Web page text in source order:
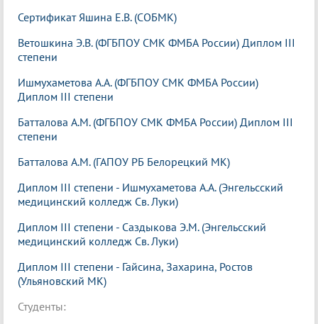
Сертификат Яшина Е.В. (СОБМК)
Ветошкина Э.В. (ФГБПОУ СМК ФМБА России) Диплом III
степени
Ишмухаметова А.А. (ФГБПОУ СМК ФМБА России)
Диплом III степени
Батталова А.М. (ФГБПОУ СМК ФМБА России) Диплом III
степени
Батталова А.М. (ГАПОУ РБ Белорецкий МК)
Диплом III степени - Ишмухаметова А.А. (Энгельсский
медицинский колледж Св. Луки)
Диплом III степени - Саздыкова Э.М. (Энгельсский
медицинский колледж Св. Луки)
Диплом III степени - Гайсина, Захарина, Ростов
(Ульяновский МК)
Студенты: